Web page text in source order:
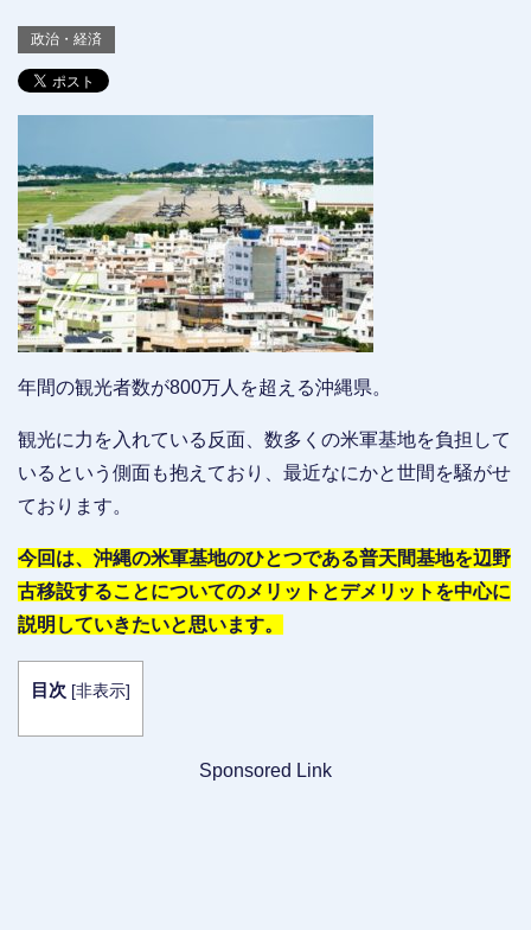
政治・経済
年間の観光者数が800万人を超える沖縄県。
観光に力を入れている反面、数多くの米軍基地を負担して
いるという側面も抱えており、最近なにかと世間を騒がせ
ております。
今回は、沖縄の米軍基地のひとつである普天間基地を辺野
古移設することについてのメリットとデメリットを中心に
説明していきたいと思います。
目次 [非表示]
Sponsored Link